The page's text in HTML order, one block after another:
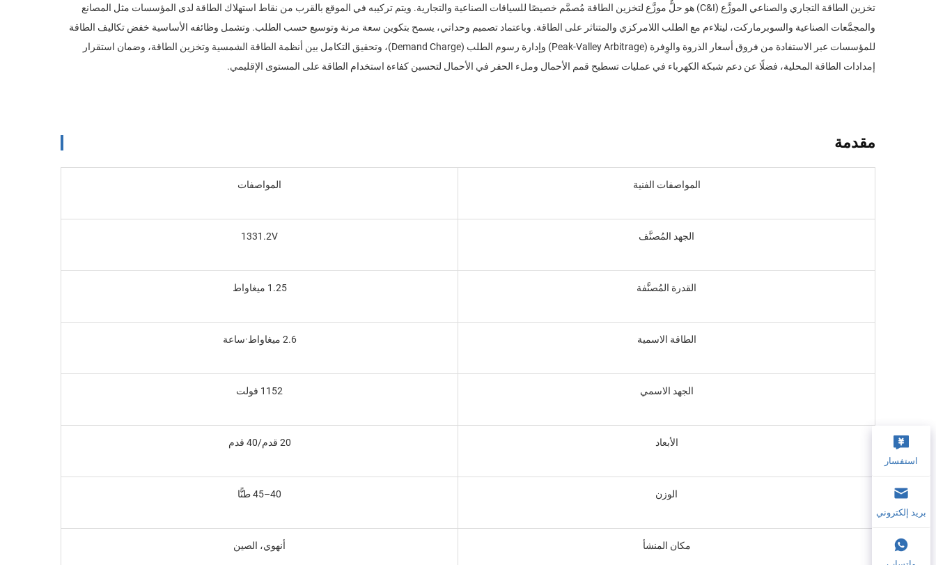
تخزين الطاقة التجاري والصناعي الموزَّع (C&I) هو حلٌّ موزَّع لتخزين الطاقة مُصمَّم خصيصًا للسياقات الصناعية والتجارية. ويتم تركيبه في الموقع بالقرب من نقاط استهلاك الطاقة لدى المؤسسات مثل المصانع
والمجمَّعات الصناعية والسوبرماركت، ليتلاءم مع الطلب اللامركزي والمتناثر على الطاقة. وباعتماد تصميم وحداتي، يسمح بتكوين سعة مرنة وتوسيع حسب الطلب. وتشمل وظائفه الأساسية خفض تكاليف الطاقة
للمؤسسات عبر الاستفادة من فروق أسعار الذروة والوِفرة (Peak-Valley Arbitrage) وإدارة رسوم الطلب (Demand Charge)، وتحقيق التكامل بين أنظمة الطاقة الشمسية وتخزين الطاقة، وضمان استقرار
إمدادات الطاقة المحلية، فضلًا عن دعم شبكة الكهرباء في عمليات تسطيح قمم الأحمال وملء الحفر في الأحمال لتحسين كفاءة استخدام الطاقة على المستوى الإقليمي.
مقدمة
المواصفات الفنية المواصفات
الجهد المُصنَّف 1331.2V
القدرة المُصنَّفة 1.25 ميغاواط
الطاقة الاسمية 2.6 ميغاواط·ساعة
الجهد الاسمي 1152 فولت
الأبعاد 20 قدم/40 قدم
الوزن 40–45 طنًّا
مكان المنشأ أنهوي، الصين
استفسار
بريد إلكتروني